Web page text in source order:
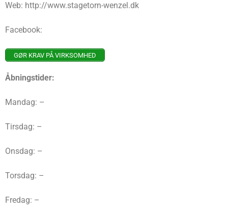
Web: http://www.stagetorn-wenzel.dk
Facebook:
GØR KRAV PÅ VIRKSOMHED
Åbningstider:
Mandag: –
Tirsdag: –
Onsdag: –
Torsdag: –
Fredag: –